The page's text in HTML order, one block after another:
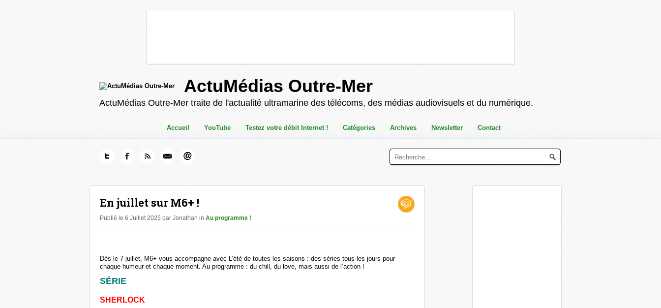
ActuMédias Outre-Mer
ActuMédias Outre-Mer traite de l'actualité ultramarine des télécoms, des médias audiovisuels et du numérique.
Accueil YouTube Testez votre débit Internet ! Catégories Archives Newsletter Contact
En juillet sur M6+ !
Publié le 6 Juillet 2025 par Jonathan in Au programme !
Dès le 7 juillet, M6+ vous accompagne avec L’été de toutes les saisons : des séries tous les jours pour
chaque humeur et chaque moment. Au programme : du chill, du love, mais aussi de l’action !
SÉRIE
SHERLOCK